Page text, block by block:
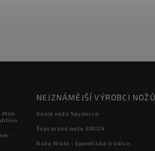
Mini
NEJZNÁMĚJŠÍ VÝROBCI NOŽŮ
Vznik nožů Spyderco
Švýcarské nože SWIZA
Nože Nieto - španělská tradice